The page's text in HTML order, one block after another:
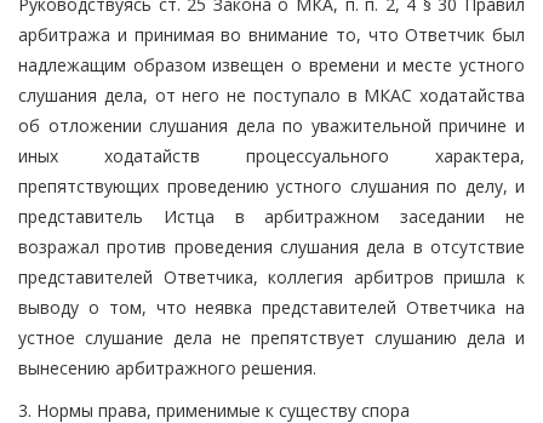
арбитража и принимая во внимание то, что Ответчик был
надлежащим образом извещен о времени и месте устного
слушания дела, от него не поступало в МКАС ходатайства
об отложении слушания дела по уважительной причине и
иных ходатайств процессуального характера,
препятствующих проведению устного слушания по делу, и
представитель Истца в арбитражном заседании не
возражал против проведения слушания дела в отсутствие
представителей Ответчика, коллегия арбитров пришла к
выводу о том, что неявка представителей Ответчика на
устное слушание дела не препятствует слушанию дела и
вынесению арбитражного решения.
3. Нормы права, применимые к существу спора